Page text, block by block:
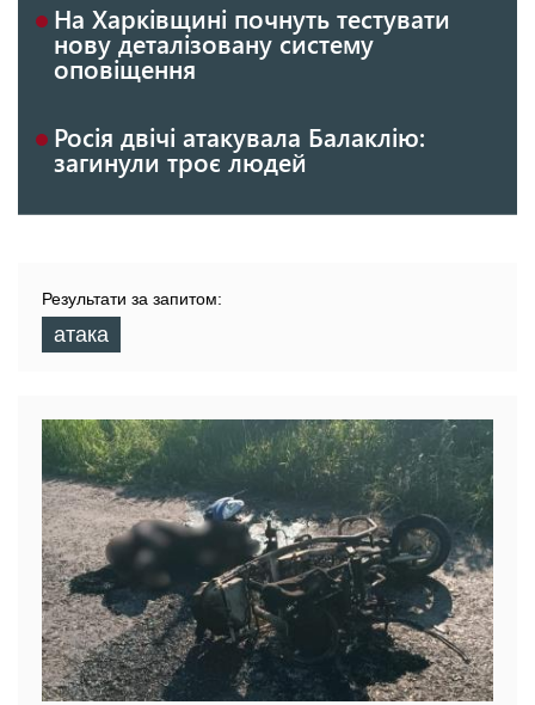
На Харківщині почнуть тестувати
нову деталізовану систему
оповіщення
Росія двічі атакувала Балаклію:
загинули троє людей
Результати за запитом:
атака